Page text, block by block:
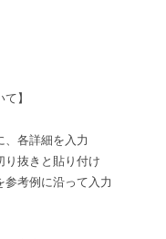
】
、各詳細を入力
り抜きと貼り付け
参考例に沿って入力